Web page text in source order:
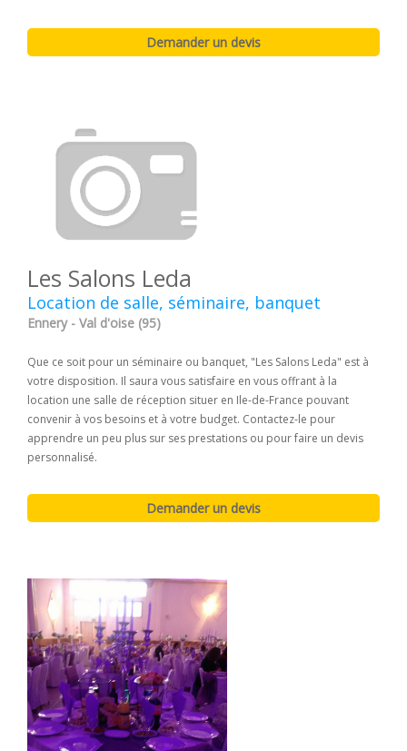
Les Salons Leda
Location de salle, séminaire, banquet
Ennery - Val d'oise (95)
Que ce soit pour un séminaire ou banquet, "Les Salons Leda" est à
votre disposition. Il saura vous satisfaire en vous offrant à la
location une salle de réception situer en Ile-de-France pouvant
convenir à vos besoins et à votre budget. Contactez-le pour
apprendre un peu plus sur ses prestations ou pour faire un devis
personnalisé.